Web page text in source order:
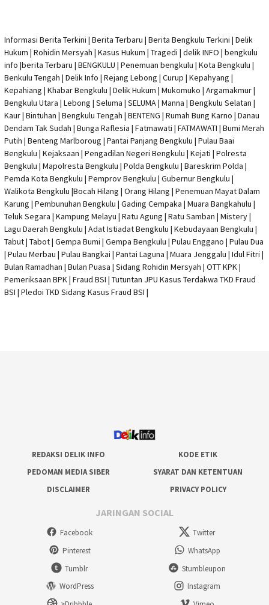
Informasi Berita Terkini | Berita Terbaru | Berita Bengkulu Terkini | Delik
Hukum | Rohidin Mersyah | Kasus Hukum | Tragedi | delik INFO | bengkulu
info |berita Terbaru | BENGKULU | Penemuan bengkulu | Kota Bengkulu |
Benkulu Tengah | Delik Info | Rejang Lebong | Curup | Kepahyang |
Kepahiang | Khabar Bengkulu | Delik Hukum | Mukomuko | Argamakmur |
Bengkulu Utara | Lebong | Seluma | SELUMA | Manna | Bengkulu Selatan |
Kaur | Bintuhan | Bengkulu Tengah | BENTENG | Rumah Bung Karno | Danau
Dendam Tak Sudah | Bunga Raflesia | Fatmawati | FATMAWATI | Bumi Merah
Putih | Benteng Marlboroug | Pantai Panjang Bengkulu | Pulau Baai
Bengkulu | Kejaksaan | Pengadilan Negeri Bengkulu | Kejati | Polresta
Bengkulu | Mapolresta Bengkulu | Polda Bengkulu | Bareskrim Polda |
Pemda Kota Bengkulu | Pemprov Bengkulu | Gubernur Bengkulu |
Walikota Bengkulu |Bocah Hilang | Orang Hilang | Penemuan Mayat Dalam
Karung | Pembunuhan Bengkulu | Gading Cempaka | Muara Bangkahulu |
Teluk Segara | Kampung Melayu | Ratu Agung | Ratu Samban | Mistery |
Lagu Daerah Bengkulu | Adat Istiadat Bengkulu | Kebudayaan Bengkulu |
Tabut | Tabot | Gempa Bumi | Gempa Bengkulu | Pulau Enggano | Pulau Dua
| Pulau Merbau | Pulau Bangkai | Pantai Laguna | Muara Jenggalu | Idul Fitri |
Bulan Ramadhan | Bulan Puasa | Sidang Rohidin Mersyah | OTT KPK|
Pemeriksaan BPK | Fraud BSI | Tutuntan JPU Kasus Terdakwa TKD Fraud
BSI | Pledoi TKD Sidang Kasus Fraud BSI |
REDAKSI DELIK INFO
KODE ETIK
PEDOMAN MEDIA SIBER
SYARAT DAN KETENTUAN
DISCLAIMER
PRIVACY POLICY
JARINGAN SOCIAL
Facebook
Twitter
Pinterest
WhatsApp
Tumblr
Stumbleupon
WordPress
Instagram